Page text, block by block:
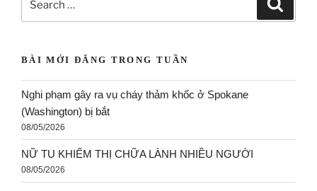
BÀI MỚI ĐĂNG TRONG TUẦN
Nghi phạm gây ra vụ cháy thảm khốc ở Spokane
(Washington) bị bắt
08/05/2026
NỮ TU KHIẾM THỊ CHỮA LÀNH NHIỀU NGƯỜI
08/05/2026